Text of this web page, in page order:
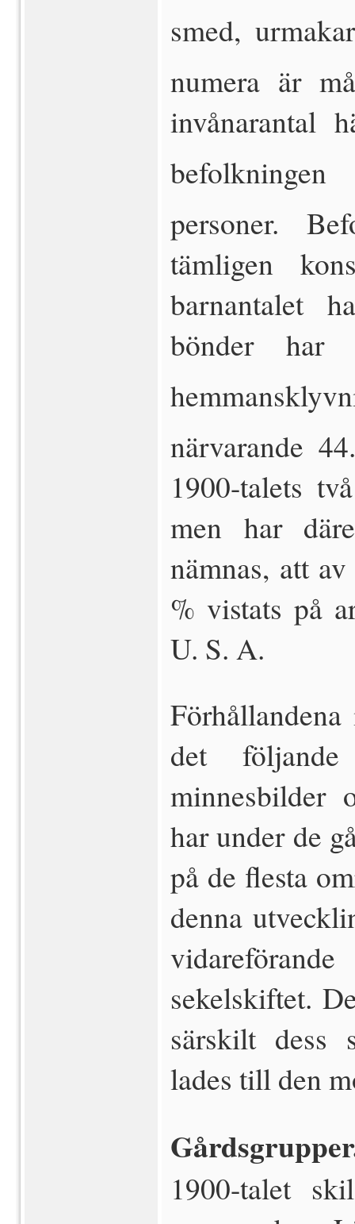
smed,
numera är
invånarantal 
personer.
tämligen
barnantalet
bönder har
närvarande
1900-talets
men har
nämnas, att
% vistats på
U. S. A.
det
minnesbilder
har under de
på de flesta
denna
sekelskiftet.
särskilt dess
lades till den
1900-talet